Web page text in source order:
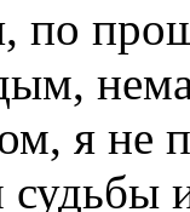
по
я не